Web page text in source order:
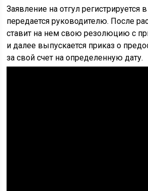
Заявление на отгул регистрируется
передается руководителю. После
ставит на нем свою резолюцию с
и далее выпускается приказ о
за свой счет на определенную дату.